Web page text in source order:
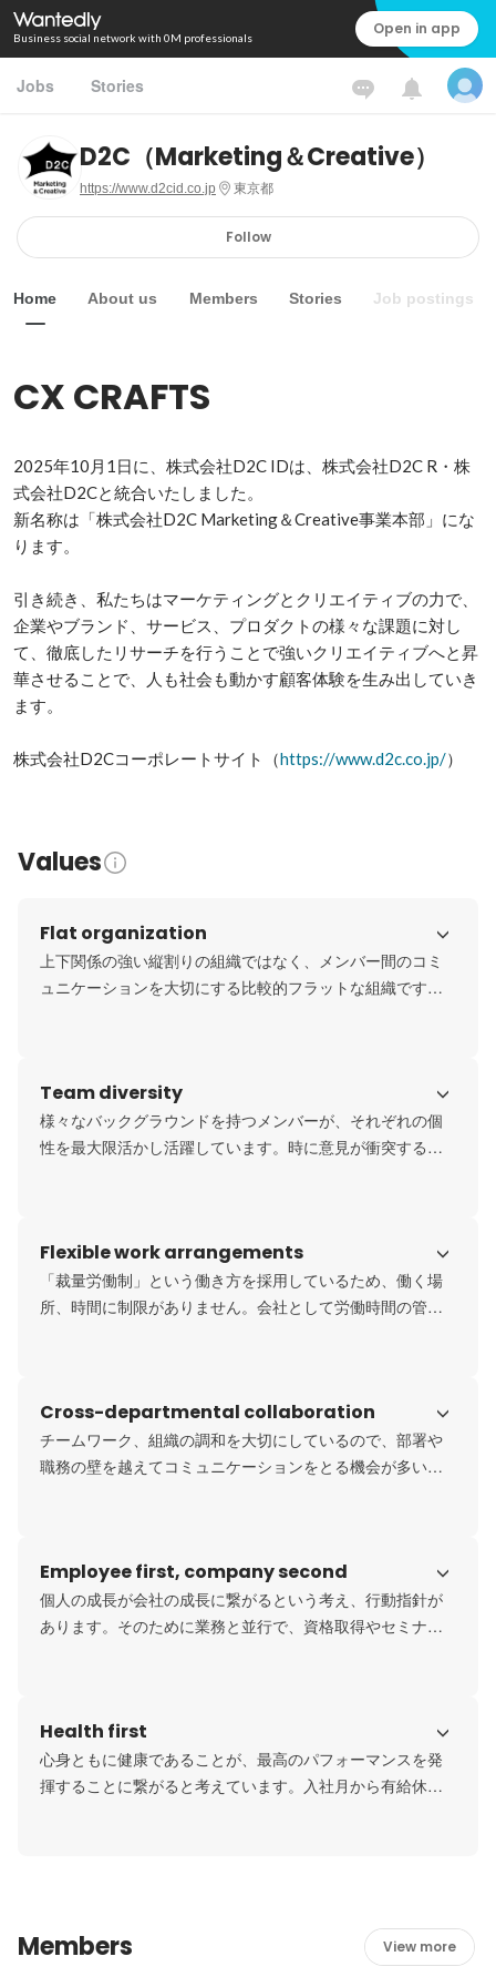
Business social network with 0M professionals Open in app
Jobs Stories
D2C（Marketing＆Creative）
https://www.d2cid.co.jp 東京都
Follow
Home About us Members Stories Job postings
CX CRAFTS
2025年10月1日に、株式会社D2C IDは、株式会社D2C R・株
式会社D2Cと統合いたしました。
新名称は「株式会社D2C Marketing＆Creative事業本部」にな
ります。
引き続き、私たちはマーケティングとクリエイティブの力で、
企業やブランド、サービス、プロダクトの様々な課題に対し
て、徹底したリサーチを行うことで強いクリエイティブへと昇
華させることで、人も社会も動かす顧客体験を生み出していき
ます。
株式会社D2Cコーポレートサイト（https://www.d2c.co.jp/）
Values
Flat organization
上下関係の強い縦割りの組織ではなく、メンバー間のコミ
ュニケーションを大切にする比較的フラットな組織です。
Team diversity
様々なバックグラウンドを持つメンバーが、それぞれの個
性を最大限活かし活躍しています。時に意見が衝突するこ
Flexible work arrangements
「裁量労働制」という働き方を採用しているため、働く場
所、時間に制限がありません。会社として労働時間の管理
Cross-departmental collaboration
チームワーク、組織の調和を大切にしているので、部署や
職務の壁を越えてコミュニケーションをとる機会が多いで
Employee first, company second
個人の成長が会社の成長に繋がるという考え、行動指針が
あります。そのために業務と並行で、資格取得やセミナ
Health first
心身ともに健康であることが、最高のパフォーマンスを発
揮することに繋がると考えています。入社月から有給休暇
Members View more